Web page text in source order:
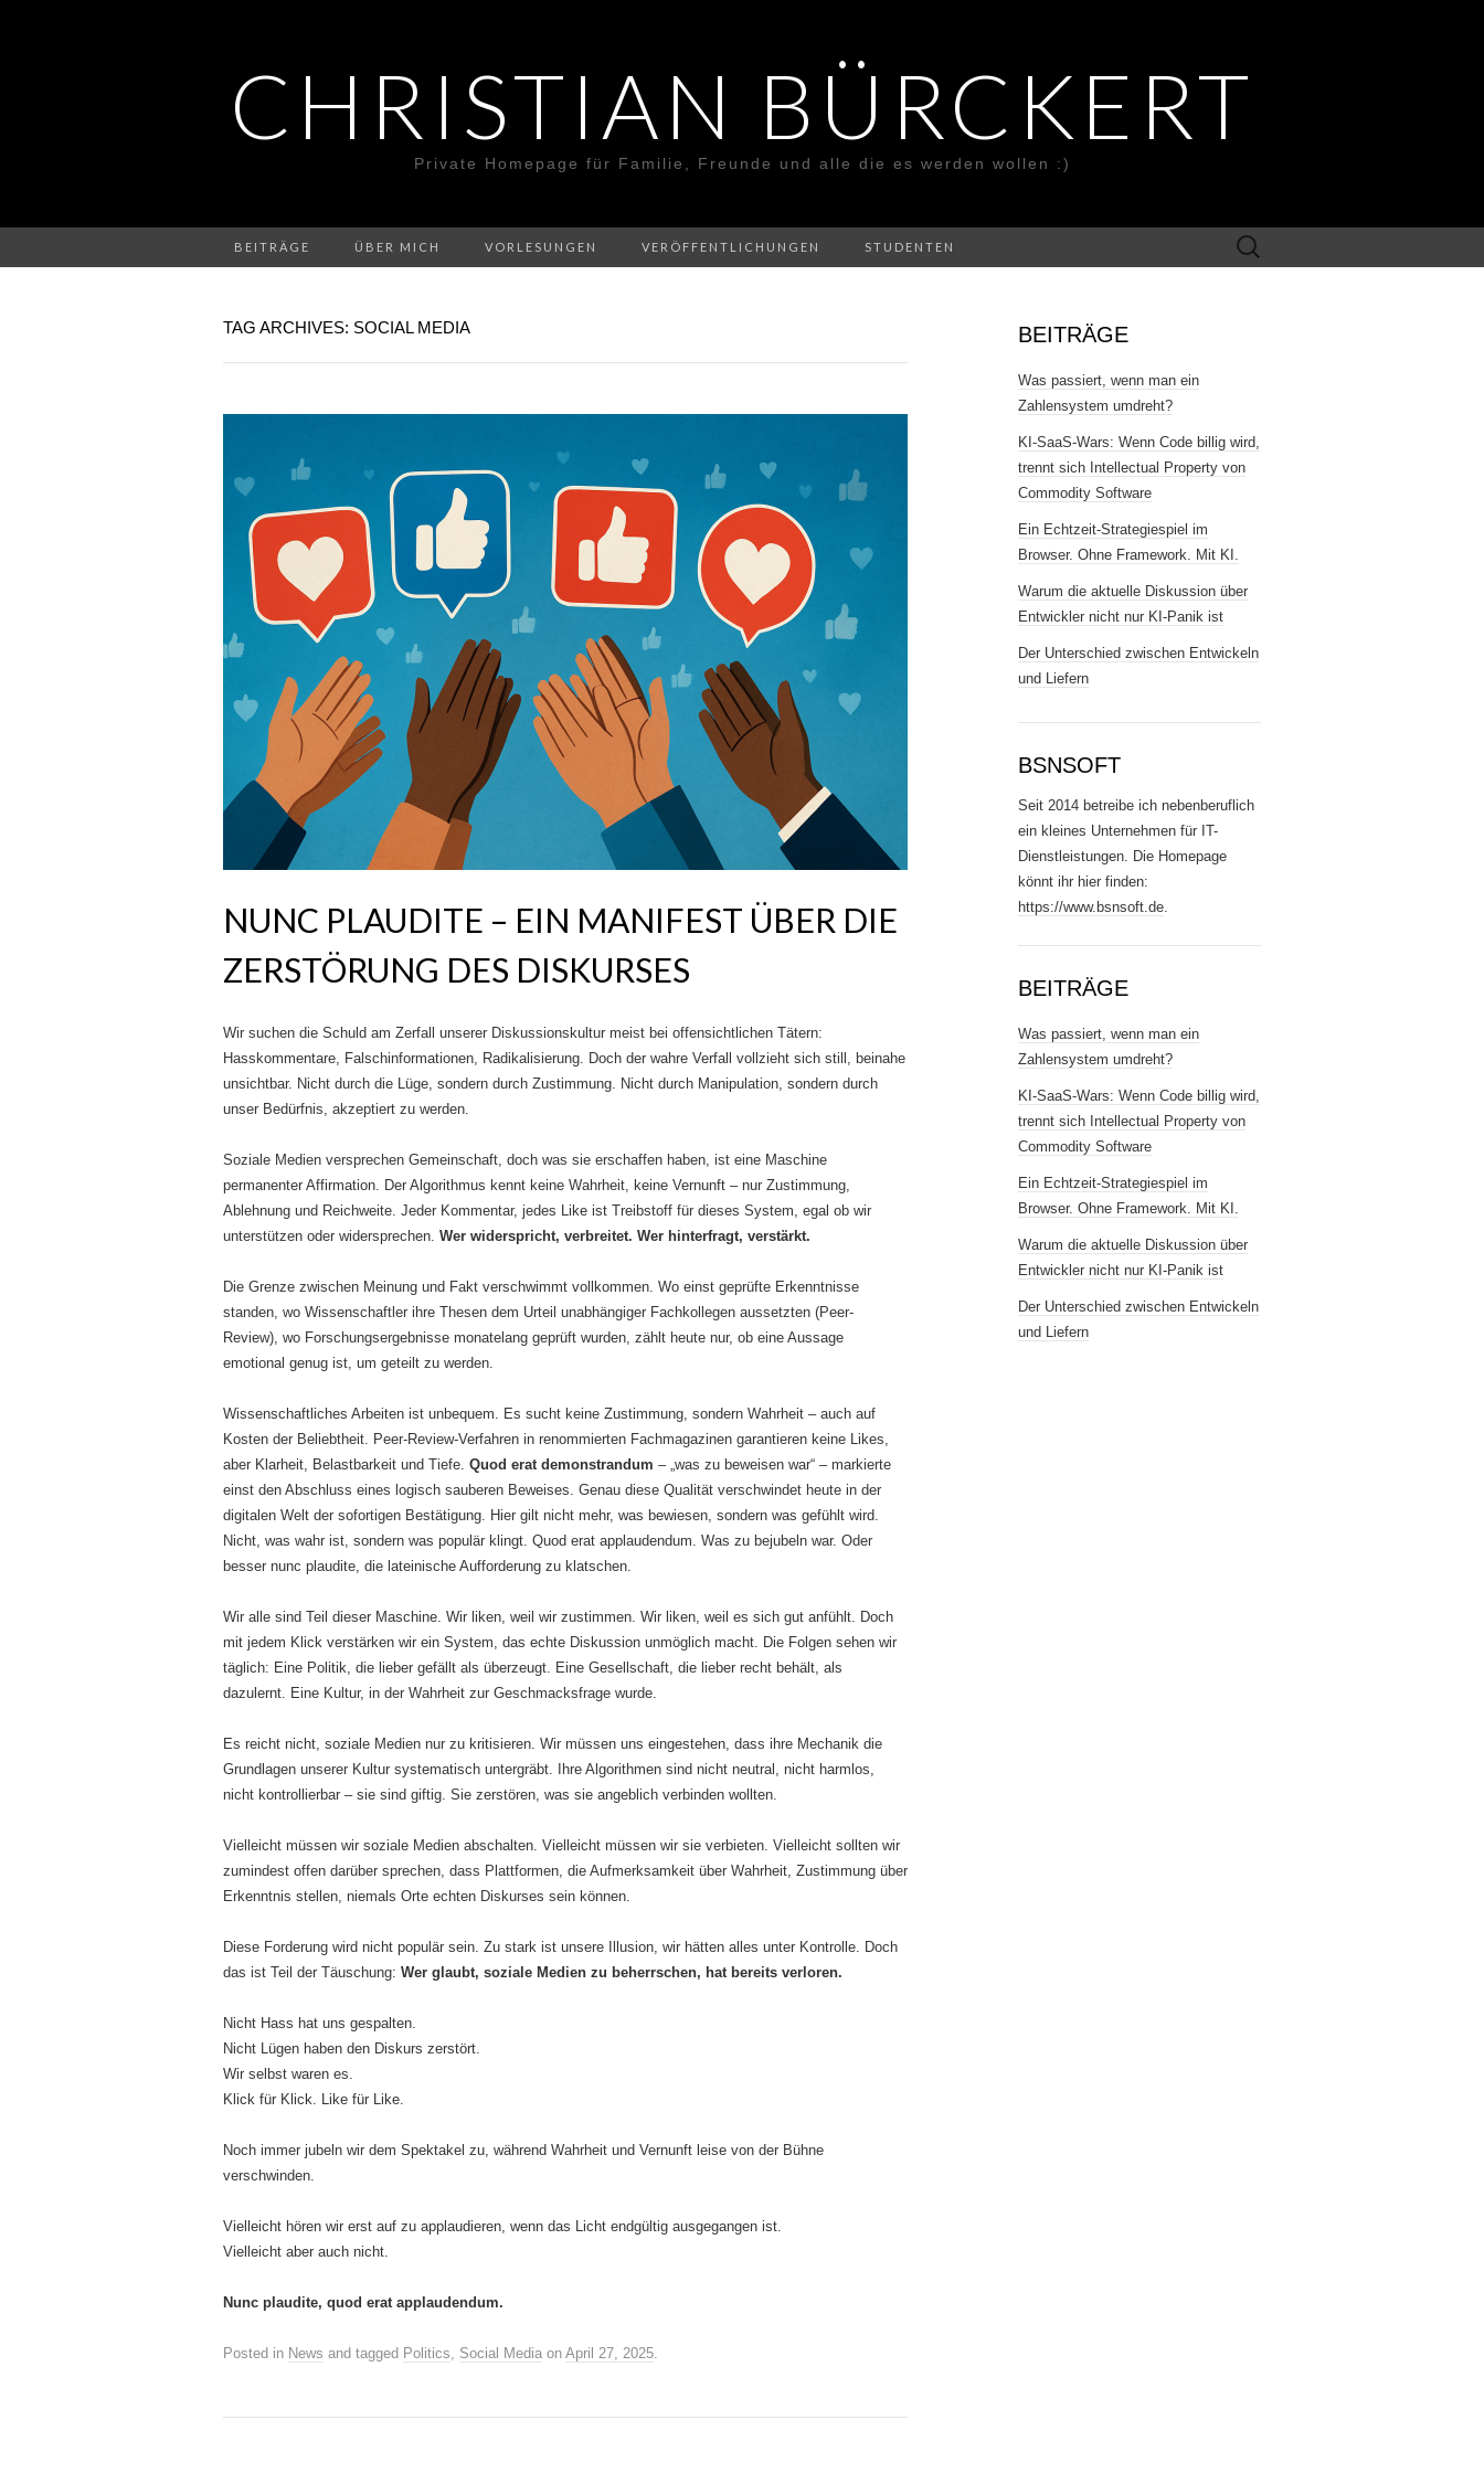
CHRISTIAN BÜRCKERT
Private Homepage für Familie, Freunde und alle die es werden wollen :)
BEITRÄGE ÜBER MICH VORLESUNGEN VERÖFFENTLICHUNGEN STUDENTEN
Search
for:
TAG ARCHIVES: SOCIAL MEDIA
NUNC PLAUDITE – EIN MANIFEST ÜBER DIE
ZERSTÖRUNG DES DISKURSES
Wir suchen die Schuld am Zerfall unserer Diskussionskultur meist bei offensichtlichen Tätern:
Hasskommentare, Falschinformationen, Radikalisierung. Doch der wahre Verfall vollzieht sich still, beinahe
unsichtbar. Nicht durch die Lüge, sondern durch Zustimmung. Nicht durch Manipulation, sondern durch
unser Bedürfnis, akzeptiert zu werden.
Soziale Medien versprechen Gemeinschaft, doch was sie erschaffen haben, ist eine Maschine
permanenter Affirmation. Der Algorithmus kennt keine Wahrheit, keine Vernunft – nur Zustimmung,
Ablehnung und Reichweite. Jeder Kommentar, jedes Like ist Treibstoff für dieses System, egal ob wir
unterstützen oder widersprechen. Wer widerspricht, verbreitet. Wer hinterfragt, verstärkt.
Die Grenze zwischen Meinung und Fakt verschwimmt vollkommen. Wo einst geprüfte Erkenntnisse
standen, wo Wissenschaftler ihre Thesen dem Urteil unabhängiger Fachkollegen aussetzten (Peer-
Review), wo Forschungsergebnisse monatelang geprüft wurden, zählt heute nur, ob eine Aussage
emotional genug ist, um geteilt zu werden.
Wissenschaftliches Arbeiten ist unbequem. Es sucht keine Zustimmung, sondern Wahrheit – auch auf
Kosten der Beliebtheit. Peer-Review-Verfahren in renommierten Fachmagazinen garantieren keine Likes,
aber Klarheit, Belastbarkeit und Tiefe. Quod erat demonstrandum – „was zu beweisen war“ – markierte
einst den Abschluss eines logisch sauberen Beweises. Genau diese Qualität verschwindet heute in der
digitalen Welt der sofortigen Bestätigung. Hier gilt nicht mehr, was bewiesen, sondern was gefühlt wird.
Nicht, was wahr ist, sondern was populär klingt. Quod erat applaudendum. Was zu bejubeln war. Oder
besser nunc plaudite, die lateinische Aufforderung zu klatschen.
Wir alle sind Teil dieser Maschine. Wir liken, weil wir zustimmen. Wir liken, weil es sich gut anfühlt. Doch
mit jedem Klick verstärken wir ein System, das echte Diskussion unmöglich macht. Die Folgen sehen wir
täglich: Eine Politik, die lieber gefällt als überzeugt. Eine Gesellschaft, die lieber recht behält, als
dazulernt. Eine Kultur, in der Wahrheit zur Geschmacksfrage wurde.
Es reicht nicht, soziale Medien nur zu kritisieren. Wir müssen uns eingestehen, dass ihre Mechanik die
Grundlagen unserer Kultur systematisch untergräbt. Ihre Algorithmen sind nicht neutral, nicht harmlos,
nicht kontrollierbar – sie sind giftig. Sie zerstören, was sie angeblich verbinden wollten.
Vielleicht müssen wir soziale Medien abschalten. Vielleicht müssen wir sie verbieten. Vielleicht sollten wir
zumindest offen darüber sprechen, dass Plattformen, die Aufmerksamkeit über Wahrheit, Zustimmung über
Erkenntnis stellen, niemals Orte echten Diskurses sein können.
Diese Forderung wird nicht populär sein. Zu stark ist unsere Illusion, wir hätten alles unter Kontrolle. Doch
das ist Teil der Täuschung: Wer glaubt, soziale Medien zu beherrschen, hat bereits verloren.
Nicht Hass hat uns gespalten.
Nicht Lügen haben den Diskurs zerstört.
Wir selbst waren es.
Klick für Klick. Like für Like.
Noch immer jubeln wir dem Spektakel zu, während Wahrheit und Vernunft leise von der Bühne
verschwinden.
Vielleicht hören wir erst auf zu applaudieren, wenn das Licht endgültig ausgegangen ist.
Vielleicht aber auch nicht.
Nunc plaudite, quod erat applaudendum.
Posted in News and tagged Politics, Social Media on April 27, 2025.
BEITRÄGE
Was passiert, wenn man ein
Zahlensystem umdreht?
KI-SaaS-Wars: Wenn Code billig wird,
trennt sich Intellectual Property von
Commodity Software
Ein Echtzeit-Strategiespiel im
Browser. Ohne Framework. Mit KI.
Warum die aktuelle Diskussion über
Entwickler nicht nur KI-Panik ist
Der Unterschied zwischen Entwickeln
und Liefern
BSNSOFT
Seit 2014 betreibe ich nebenberuflich
ein kleines Unternehmen für IT-
Dienstleistungen. Die Homepage
könnt ihr hier finden:
https://www.bsnsoft.de.
BEITRÄGE
Was passiert, wenn man ein
Zahlensystem umdreht?
KI-SaaS-Wars: Wenn Code billig wird,
trennt sich Intellectual Property von
Commodity Software
Ein Echtzeit-Strategiespiel im
Browser. Ohne Framework. Mit KI.
Warum die aktuelle Diskussion über
Entwickler nicht nur KI-Panik ist
Der Unterschied zwischen Entwickeln
und Liefern